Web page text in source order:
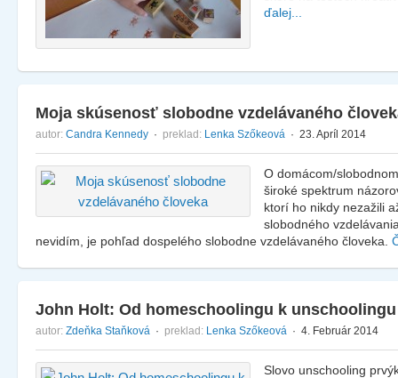
ďalej...
Moja skúsenosť slobodne vzdelávaného
autor: Candra Kennedy · preklad: Lenka Szőkeová · 23. Apríl 2014
O domácom/
široké spektrum
ktorí ho nikdy nezažili
slobodného
nevidím, je pohľad dospelého slobodne vzdelávaného človeka.
John Holt: Od homeschoolingu k
autor: Zdeňka Staňková · preklad: Lenka Szőkeová · 4. Február 2014
Slovo unschooling